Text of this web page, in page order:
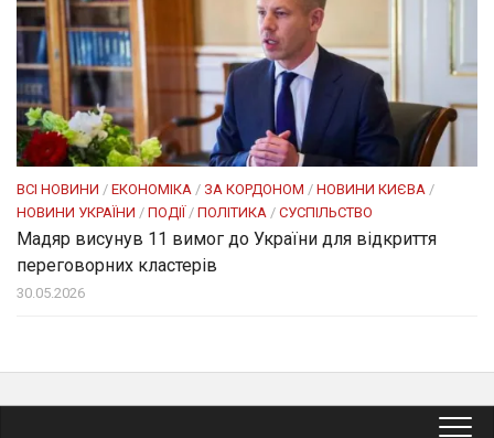
ВСІ НОВИНИ / ЕКОНОМІКА / ЗА КОРДОНОМ / НОВИНИ КИЄВА /
НОВИНИ УКРАЇНИ / ПОДІЇ/ ПОЛІТИКА / СУСПІЛЬСТВО
Мадяр висунув 11 вимог до України для відкриття
переговорних кластерів
30.05.2026